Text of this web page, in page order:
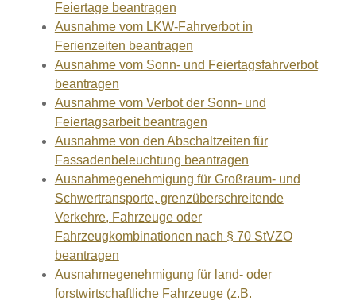
Feiertage beantragen
Ausnahme vom LKW-Fahrverbot in
Ferienzeiten beantragen
Ausnahme vom Sonn- und Feiertagsfahrverbot
beantragen
Ausnahme vom Verbot der Sonn- und
Feiertagsarbeit beantragen
Ausnahme von den Abschaltzeiten für
Fassadenbeleuchtung beantragen
Ausnahmegenehmigung für Großraum- und
Schwertransporte, grenzüberschreitende
Verkehre, Fahrzeuge oder
Fahrzeugkombinationen nach § 70 StVZO
beantragen
Ausnahmegenehmigung für land- oder
forstwirtschaftliche Fahrzeuge (z.B.